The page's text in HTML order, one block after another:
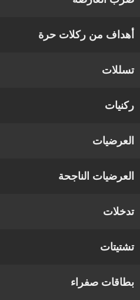
أهداف من ركلات حرة
تسللات
ركنيات
العرضيات
العرضيات الناجحة
تدخلات
تشتيتات
بطاقات صفراء